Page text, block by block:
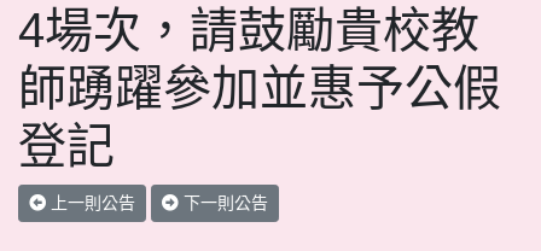
4場次，請鼓勵貴校教
師踴躍參加並惠予公假
登記
上一則公告 下一則公告